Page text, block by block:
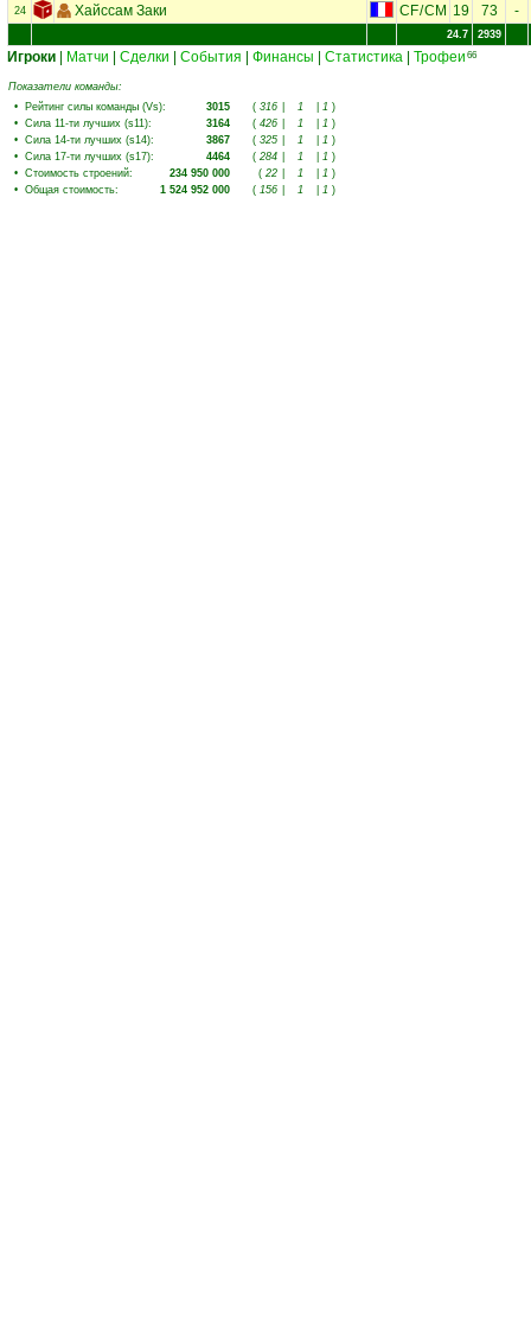
24 Хайссам Заки CF/CM 19 73 -
24.7 2939
Игроки Матчи Сделки События Финансы Статистика Трофеи 66
Показатели команды:
• Рейтинг силы команды (Vs): 3015 ( 316 1 1 )
• Сила 11-ти лучших (s11): 3164 ( 426 1 1 )
• Сила 14-ти лучших (s14): 3867 ( 325 1 1 )
• Сила 17-ти лучших (s17): 4464 ( 284 1 1 )
• Стоимость строений: 234 950 000 ( 22 1 1 )
• Общая стоимость: 1 524 952 000 ( 156 1 1 )